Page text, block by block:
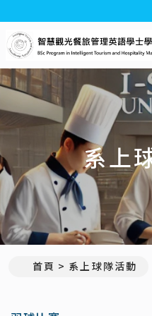
系上
首頁 系上球隊活動